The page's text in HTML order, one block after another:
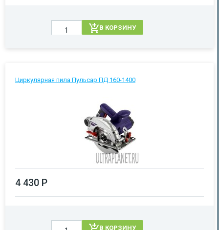
В КОРЗИНУ
Циркулярная пила Пульсар ПД 160-1400
4 430 Р
В КОРЗИНУ